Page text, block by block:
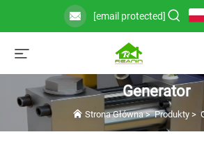
[email protected]
Generator
Strona Główna>Produkty >